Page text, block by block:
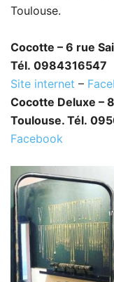
Toulouse.
Cocotte – 6 rue
Tél. 0984316547
Site internet –
Cocotte Deluxe –
Toulouse. Tél.
Facebook